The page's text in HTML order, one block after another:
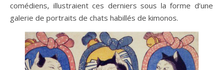
comédiens, illustraient ces derniers sous la forme d’une
galerie de portraits de chats habillés de kimonos.